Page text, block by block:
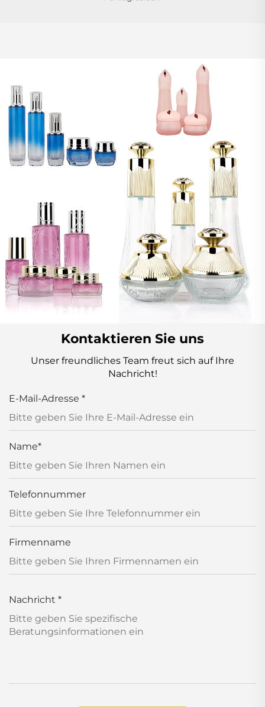
Kontaktieren Sie uns
Unser freundliches Team freut sich auf Ihre
Nachricht!
E-Mail-Adresse *
Name*
Telefonnummer
Firmenname
Nachricht *